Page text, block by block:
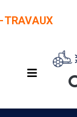
TRAVAUX